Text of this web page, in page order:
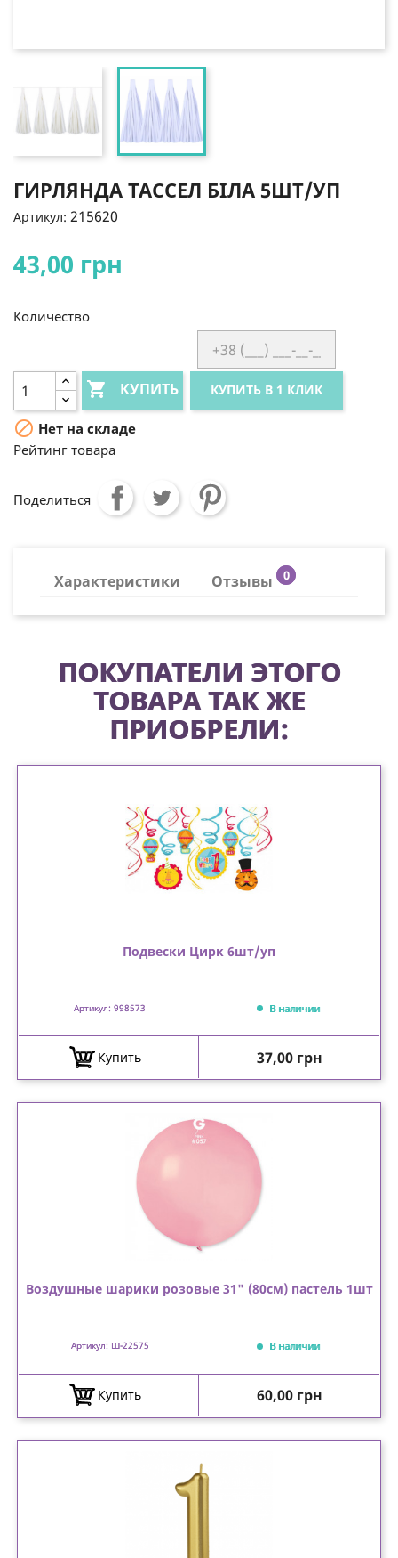
ГИРЛЯНДА ТАССЕЛ БІЛА 5ШТ/УП
Артикул: 215620
43,00 грн
Количество
 КУПИТЬ КУПИТЬ В 1 КЛИК
 Нет на складе
Рейтинг товара
Поделиться
Характеристики Отзывы 0
ПОКУПАТЕЛИ ЭТОГО
ТОВАРА ТАК ЖЕ
ПРИОБРЕЛИ:
Подвески Цирк 6шт/уп
Артикул: 998573 В наличии
Купить Цена
37,00 грн
Воздушные шарики розовые 31" (80см) пастель 1шт
Артикул: Ш-22575 В наличии
Купить Цена
60,00 грн